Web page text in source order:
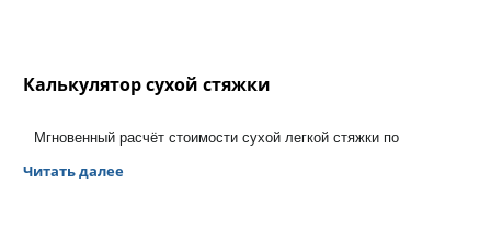
Калькулятор сухой стяжки
Мгновенный расчёт стоимости сухой легкой стяжки по
Читать далее